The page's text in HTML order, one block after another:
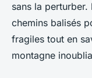
sans la
chemins balisés
fragiles tout en
montagne